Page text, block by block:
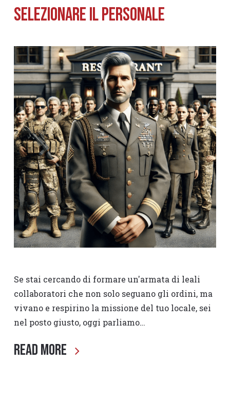
Selezionare il personale
Se stai cercando di formare un'armata di leali
collaboratori che non solo seguano gli ordini, ma
vivano e respirino la missione del tuo locale, sei
nel posto giusto, oggi parliamo…
Read More